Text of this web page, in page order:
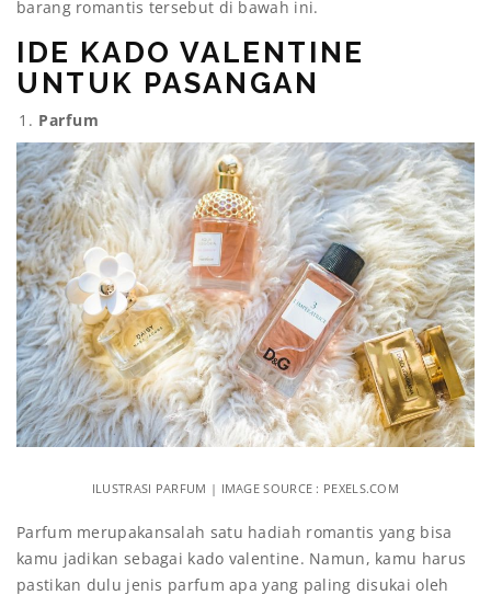
barang romantis tersebut di bawah ini.
IDE KADO VALENTINE
UNTUK PASANGAN
Parfum
ILUSTRASI PARFUM | IMAGE SOURCE : PEXELS.COM
Parfum merupakansalah satu hadiah romantis yang bisa
kamu jadikan sebagai kado valentine. Namun, kamu harus
pastikan dulu jenis parfum apa yang paling disukai oleh